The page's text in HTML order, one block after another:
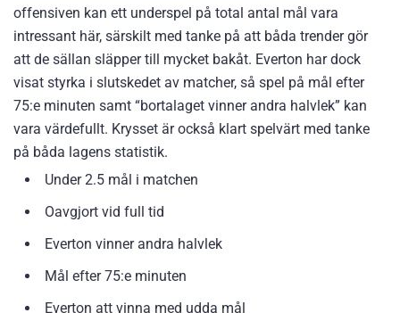
offensiven kan ett underspel på total antal mål vara
intressant här, särskilt med tanke på att båda trender gör
att de sällan släpper till mycket bakåt. Everton har dock
visat styrka i slutskedet av matcher, så spel på mål efter
75:e minuten samt “bortalaget vinner andra halvlek” kan
vara värdefullt. Krysset är också klart spelvärt med tanke
på båda lagens statistik.
Under 2.5 mål i matchen
Oavgjort vid full tid
Everton vinner andra halvlek
Mål efter 75:e minuten
Everton att vinna med udda mål